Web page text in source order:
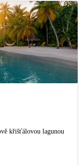
křišťálovou lagunou